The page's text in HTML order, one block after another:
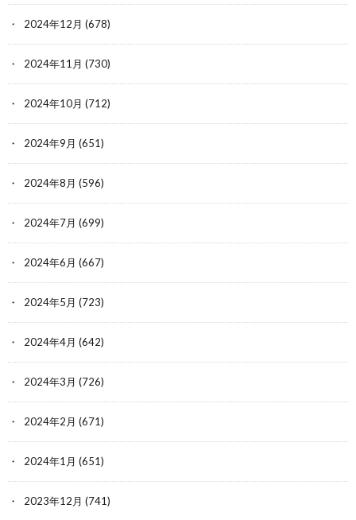
2024年12月 (678)
2024年11月 (730)
2024年10月 (712)
2024年9月 (651)
2024年8月 (596)
2024年7月 (699)
2024年6月 (667)
2024年5月 (723)
2024年4月 (642)
2024年3月 (726)
2024年2月 (671)
2024年1月 (651)
2023年12月 (741)